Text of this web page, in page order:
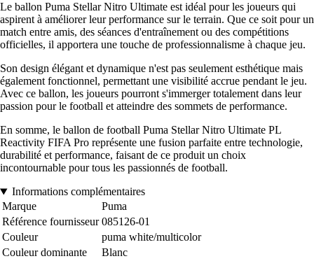
Le ballon Puma Stellar Nitro Ultimate est idéal pour les joueurs qui
aspirent à améliorer leur performance sur le terrain. Que ce soit pour un
match entre amis, des séances d'entraînement ou des compétitions
officielles, il apportera une touche de professionnalisme à chaque jeu.
Son design élégant et dynamique n'est pas seulement esthétique mais
également fonctionnel, permettant une visibilité accrue pendant le jeu.
Avec ce ballon, les joueurs pourront s'immerger totalement dans leur
passion pour le football et atteindre des sommets de performance.
En somme, le ballon de football Puma Stellar Nitro Ultimate PL
Reactivity FIFA Pro représente une fusion parfaite entre technologie,
durabilité et performance, faisant de ce produit un choix
incontournable pour tous les passionnés de football.
Informations complémentaires
Marque
Puma
Référence fournisseur 085126-01
Couleur
puma white/multicolor
Couleur dominante
Blanc